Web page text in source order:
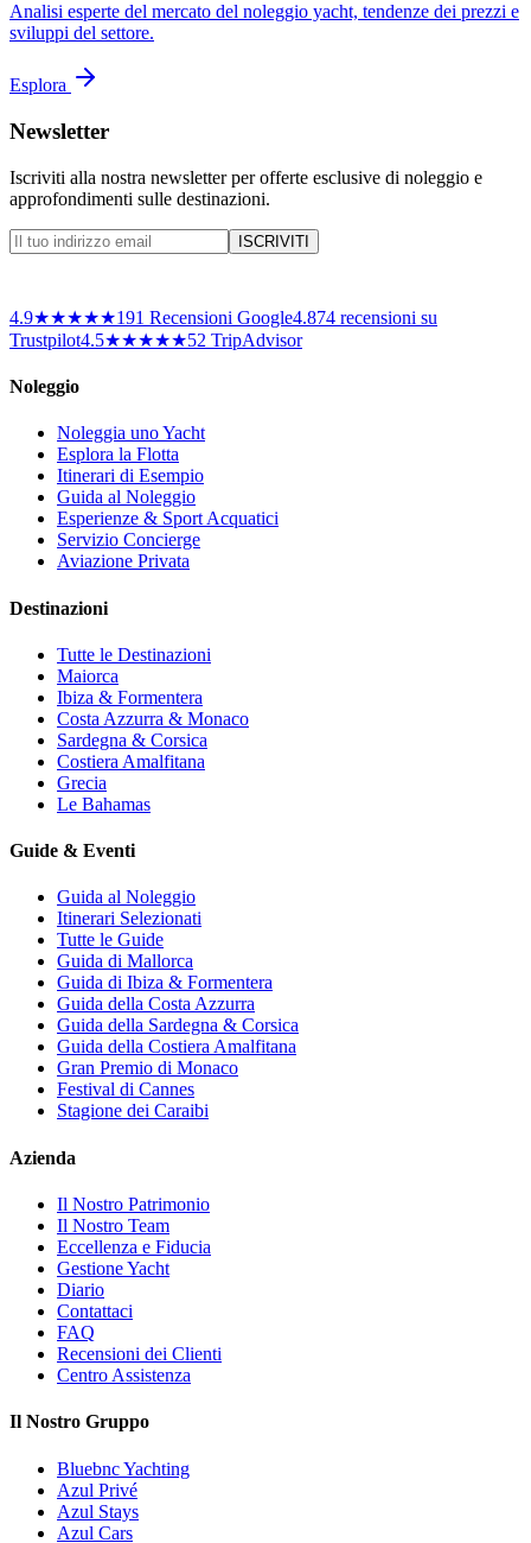
Analisi esperte del mercato del noleggio yacht, tendenze dei prezzi e
sviluppi del settore.
Esplora
Newsletter
Iscriviti alla nostra newsletter per offerte esclusive di noleggio e
approfondimenti sulle destinazioni.
ISCRIVITI
4.9★★★★★191 Recensioni Google4.874 recensioni su
Trustpilot4.5★★★★★52 TripAdvisor
Noleggio
Noleggia uno Yacht
Esplora la Flotta
Itinerari di Esempio
Guida al Noleggio
Esperienze & Sport Acquatici
Servizio Concierge
Aviazione Privata
Destinazioni
Tutte le Destinazioni
Maiorca
Ibiza & Formentera
Costa Azzurra & Monaco
Sardegna & Corsica
Costiera Amalfitana
Grecia
Le Bahamas
Guide & Eventi
Guida al Noleggio
Itinerari Selezionati
Tutte le Guide
Guida di Mallorca
Guida di Ibiza & Formentera
Guida della Costa Azzurra
Guida della Sardegna & Corsica
Guida della Costiera Amalfitana
Gran Premio di Monaco
Festival di Cannes
Stagione dei Caraibi
Azienda
Il Nostro Patrimonio
Il Nostro Team
Eccellenza e Fiducia
Gestione Yacht
Diario
Contattaci
FAQ
Recensioni dei Clienti
Centro Assistenza
Il Nostro Gruppo
Bluebnc Yachting
Azul Privé
Azul Stays
Azul Cars